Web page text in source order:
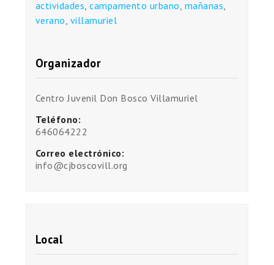
actividades,campamento urbano, mañanas,
verano, villamuriel
Organizador
Centro Juvenil Don Bosco Villamuriel
Teléfono:
646064222
Correo electrónico:
info@cjboscovill.org
Local